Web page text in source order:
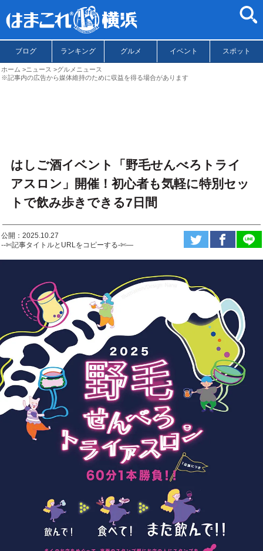
ブログ ランキング グルメ イベント スポット
ホーム ニュース
グルメニュース
※記事内の広告から媒体維持のために収益を得る場合があります
はしご酒イベント「野毛せんべろトライ
アスロン」開催！初心者も気軽に特別セッ
トで飲み歩きできる7日間
公開：2025.10.27
--✄記事タイトルとURLをコピーする-✄—